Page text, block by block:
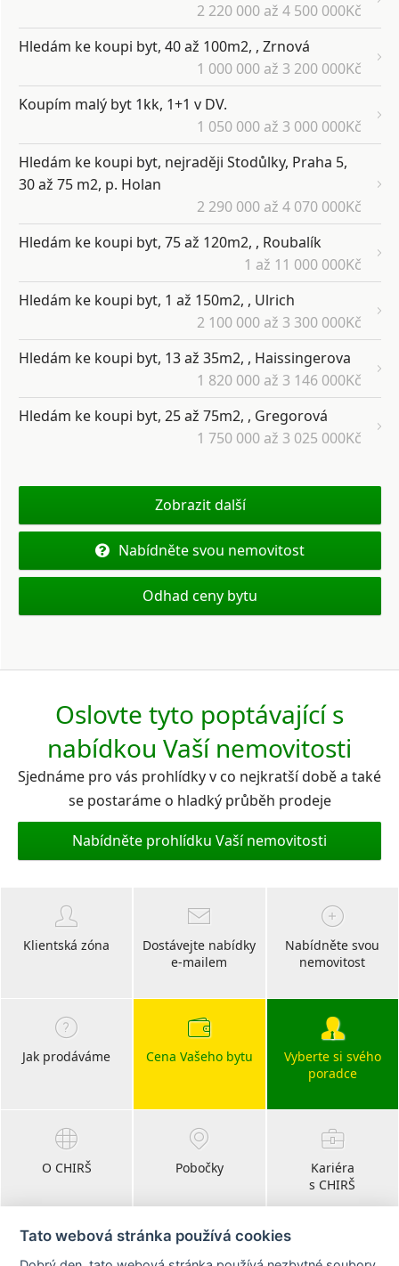
2 220 000 až 4 500 000Kč
Hledám ke koupi byt, 40 až 100m2, , Zrnová
1 000 000 až 3 200 000Kč
Koupím malý byt 1kk, 1+1 v DV.
1 050 000 až 3 000 000Kč
Hledám ke koupi byt, nejraději Stodůlky, Praha 5,
30 až 75 m2, p. Holan
2 290 000 až 4 070 000Kč
Hledám ke koupi byt, 75 až 120m2, , Roubalík
1 až 11 000 000Kč
Hledám ke koupi byt, 1 až 150m2, , Ulrich
2 100 000 až 3 300 000Kč
Hledám ke koupi byt, 13 až 35m2, , Haissingerova
1 820 000 až 3 146 000Kč
Hledám ke koupi byt, 25 až 75m2, , Gregorová
1 750 000 až 3 025 000Kč
Zobrazit další
Nabídněte svou nemovitost
Odhad ceny bytu
Oslovte tyto poptávající s
nabídkou Vaší nemovitosti
Sjednáme pro vás prohlídky v co nejkratší době a také
se postaráme o hladký průběh prodeje
Nabídněte prohlídku Vaší nemovitosti
Klientská zóna
Dostávejte nabídky
e-mailem
Nabídněte svou
nemovitost
Jak prodáváme Cena Vašeho bytu
Vyberte si svého
poradce
O CHIRŠ Pobočky
Kariéra
s CHIRŠ
Tato webová stránka používá cookies